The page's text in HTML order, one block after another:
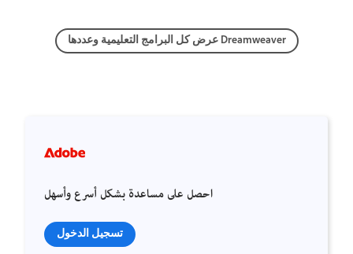
عرض كل البرامج التعليمية وعددها Dreamweaver
احصل على مساعدة بشكل أسرع وأسهل
تسجيل الدخول